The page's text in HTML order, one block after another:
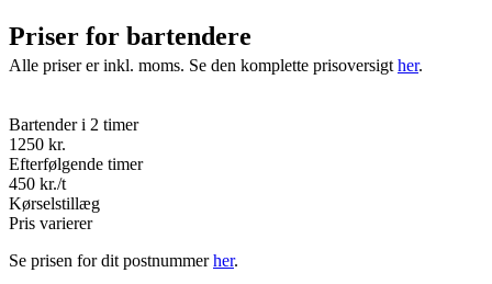
Priser for bartendere
Alle priser er inkl. moms. Se den komplette prisoversigther.
Bartender i 2 timer
1250 kr.
Efterfølgende timer
450 kr./t
Kørselstillæg
Pris varierer
Se prisen for dit postnummerher.